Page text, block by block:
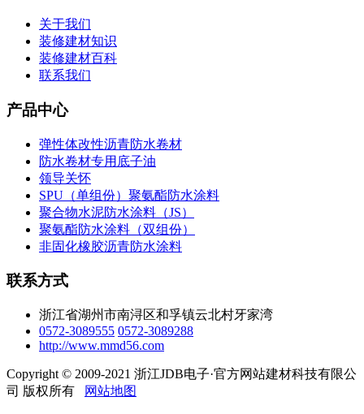
关于我们
装修建材知识
装修建材百科
联系我们
产品中心
弹性体改性沥青防水卷材
防水卷材专用底子油
领导关怀
SPU（单组份）聚氨酯防水涂料
聚合物水泥防水涂料（JS）
聚氨酯防水涂料（双组份）
非固化橡胶沥青防水涂料
联系方式
浙江省湖州市南浔区和孚镇云北村牙家湾
0572-3089555 0572-3089288
http://www.mmd56.com
Copyright © 2009-2021 浙江JDB电子·官方网站建材科技有限公
司 版权所有
网站地图